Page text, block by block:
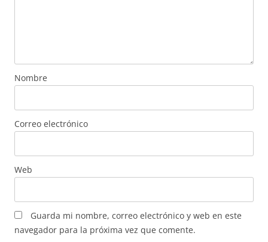
Nombre
Correo electrónico
Web
Guarda mi nombre, correo electrónico y web en este
navegador para la próxima vez que comente.